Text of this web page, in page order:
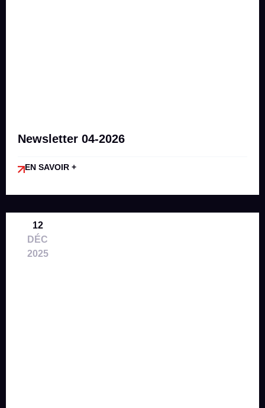
Newsletter 04-2026
EN SAVOIR +
12
DÉC
2025